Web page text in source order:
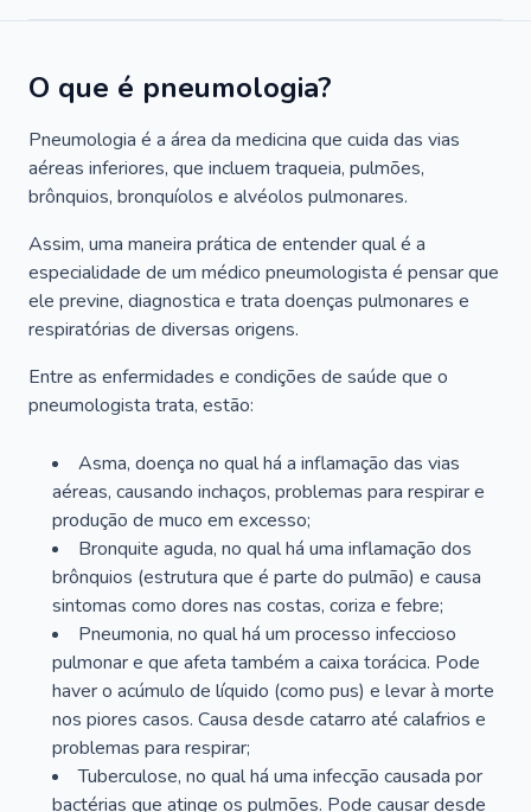
O que é pneumologia?
Pneumologia é a área da medicina que cuida das vias
aéreas inferiores, que incluem traqueia, pulmões,
brônquios, bronquíolos e alvéolos pulmonares.
Assim, uma maneira prática de entender qual é a
especialidade de um médico pneumologista é pensar que
ele previne, diagnostica e trata doenças pulmonares e
respiratórias de diversas origens.
Entre as enfermidades e condições de saúde que o
pneumologista trata, estão:
Asma, doença no qual há a inflamação das vias
aéreas, causando inchaços, problemas para respirar e
produção de muco em excesso;
Bronquite aguda, no qual há uma inflamação dos
brônquios (estrutura que é parte do pulmão) e causa
sintomas como dores nas costas, coriza e febre;
Pneumonia, no qual há um processo infeccioso
pulmonar e que afeta também a caixa torácica. Pode
haver o acúmulo de líquido (como pus) e levar à morte
nos piores casos. Causa desde catarro até calafrios e
problemas para respirar;
Tuberculose, no qual há uma infecção causada por
bactérias que atinge os pulmões. Pode causar desde